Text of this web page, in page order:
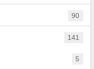
90
141
5